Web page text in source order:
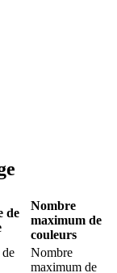
de
Nombre
maximum de
couleurs
Nombre
maximum de